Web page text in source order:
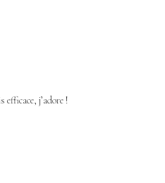
j’adore !